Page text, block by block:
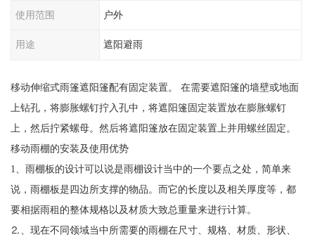
使用范围 户外
用途 遮阳避雨
移动伸缩式雨篷遮阳篷配有固定装置。 在需要遮阳篷的墙壁或地面
上钻孔，将膨胀螺钉拧入孔中，将遮阳篷固定装置放在膨胀螺钉
上，然后拧紧螺母。然后将遮阳篷放在固定装置上并用螺丝固定。
移动雨棚的安装及使用优势
1、雨棚板的设计可以说是雨棚设计当中的一个要点之处，简单来
说，雨棚板是四边所支撑的物品。而它的长度以及相关厚度等，都
要相据雨租的整体规格以及材质大致总重量来进行计算。
⒉、现在不同领域当中所需要的雨棚在尺寸、规格、材质、形状、